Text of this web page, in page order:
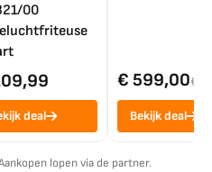
00
deal
€ 599,00€
Bekijk deal
lopen via de partner.